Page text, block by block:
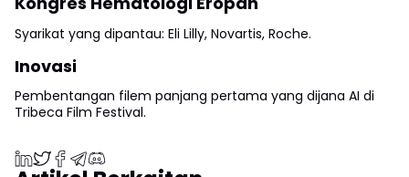
Syarikat yang dipantau: Eli Lilly, Novartis, Roche.
Inovasi
Pembentangan filem panjang pertama yang dijana AI di
Tribeca Film Festival.